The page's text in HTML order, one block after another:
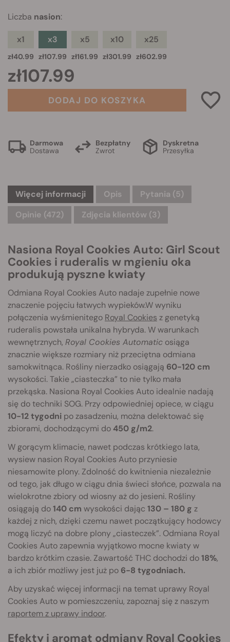
Liczba nasion:
x1
zł40.99
x3
zł107.99
x5
zł161.99
x10
zł301.99
x25
zł602.99
zł107.99
DODAJ DO KOSZYKA
Darmowa
Dostawa
Bezpłatny
Zwrot
Dyskretna
Przesyłka
Więcej informacji Opis Pytania (5)
Opinie (472)
Zdjęcia klientów (3)
Nasiona Royal Cookies Auto: Girl Scout
Cookies i ruderalis w mgieniu oka
produkują pyszne kwiaty
Odmiana Royal Cookies Auto nadaje zupełnie nowe
znaczenie pojęciu łatwych wypieków.W wyniku
połączenia wyśmienitego Royal Cookies z genetyką
ruderalis powstała unikalna hybryda. W warunkach
wewnętrznych, Royal Cookies Automatic osiąga
znacznie większe rozmiary niż przeciętna odmiana
samokwitnąca. Rośliny nierzadko osiągają 60-120 cm
wysokości. Takie „ciasteczka” to nie tylko mała
przekąska. Nasiona Royal Cookies Auto idealnie nadają
się do techniki SOG. Przy odpowiedniej opiece, w ciągu
10-12 tygodni po zasadzeniu, można delektować się
zbiorami, dochodzącymi do 450 g/m2.
W gorącym klimacie, nawet podczas krótkiego lata,
wysiew nasion Royal Cookies Auto przyniesie
niesamowite plony. Zdolność do kwitnienia niezależnie
od tego, jak długo w ciągu dnia świeci słońce, pozwala na
wielokrotne zbiory od wiosny aż do jesieni. Rośliny
osiągają do140 cm wysokości dając 130 – 180 g z
każdej z nich, dzięki czemu nawet początkujący hodowcy
mogą liczyć na dobre plony „ciasteczek”. Odmiana Royal
Cookies Auto zapewnia wyjątkowo mocne kwiaty w
bardzo krótkim czasie. Zawartość THC dochodzi do18%,
a ich zbiór możliwy jest już po 6-8 tygodniach.
Aby uzyskać więcej informacji na temat uprawy Royal
Cookies Auto w pomieszczeniu, zapoznaj się z naszym
raportem z uprawy indoor.
Efekty i aromat odmiany Royal Cookies